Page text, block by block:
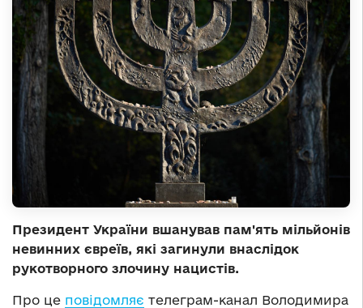
Президент України вшанував пам'ять мільйонів
невинних євреїв, які загинули внаслідок
рукотворного злочину нацистів.
Про це повідомляє телеграм-канал Володимира